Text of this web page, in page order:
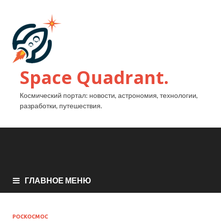
Space Quadrant.
Космический портал: новости, астрономия, технологии,
разработки, путешествия.
ГЛАВНОЕ МЕНЮ
РОСКОСМОС